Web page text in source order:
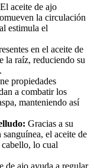
El aceite de ajo
la circulación
estimula el
en el aceite de
la raíz, reduciendo su
propiedades
a combatir los
manteniendo así
Gracias a su
el aceite de
lo cual